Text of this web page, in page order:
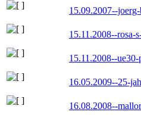
15.09.2007--
15.11.2008--rosa-
15.11.2008--
16.05.2009--25-
16.08.2008--